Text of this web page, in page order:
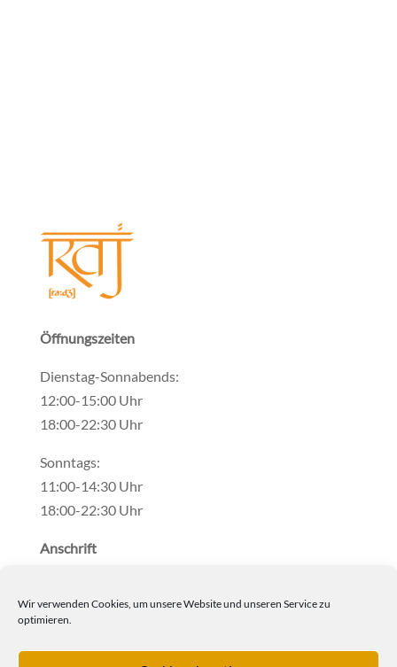
Wir verwenden Cookies, um unsere Website und unseren Service zu
optimieren.
Öffnungszeiten
Dienstag-Sonnabends:
12:00-15:00 Uhr
18:00-22:30 Uhr
Sonntags:
11:00-14:30 Uhr
18:00-22:30 Uhr
Anschrift
30519 Hannover